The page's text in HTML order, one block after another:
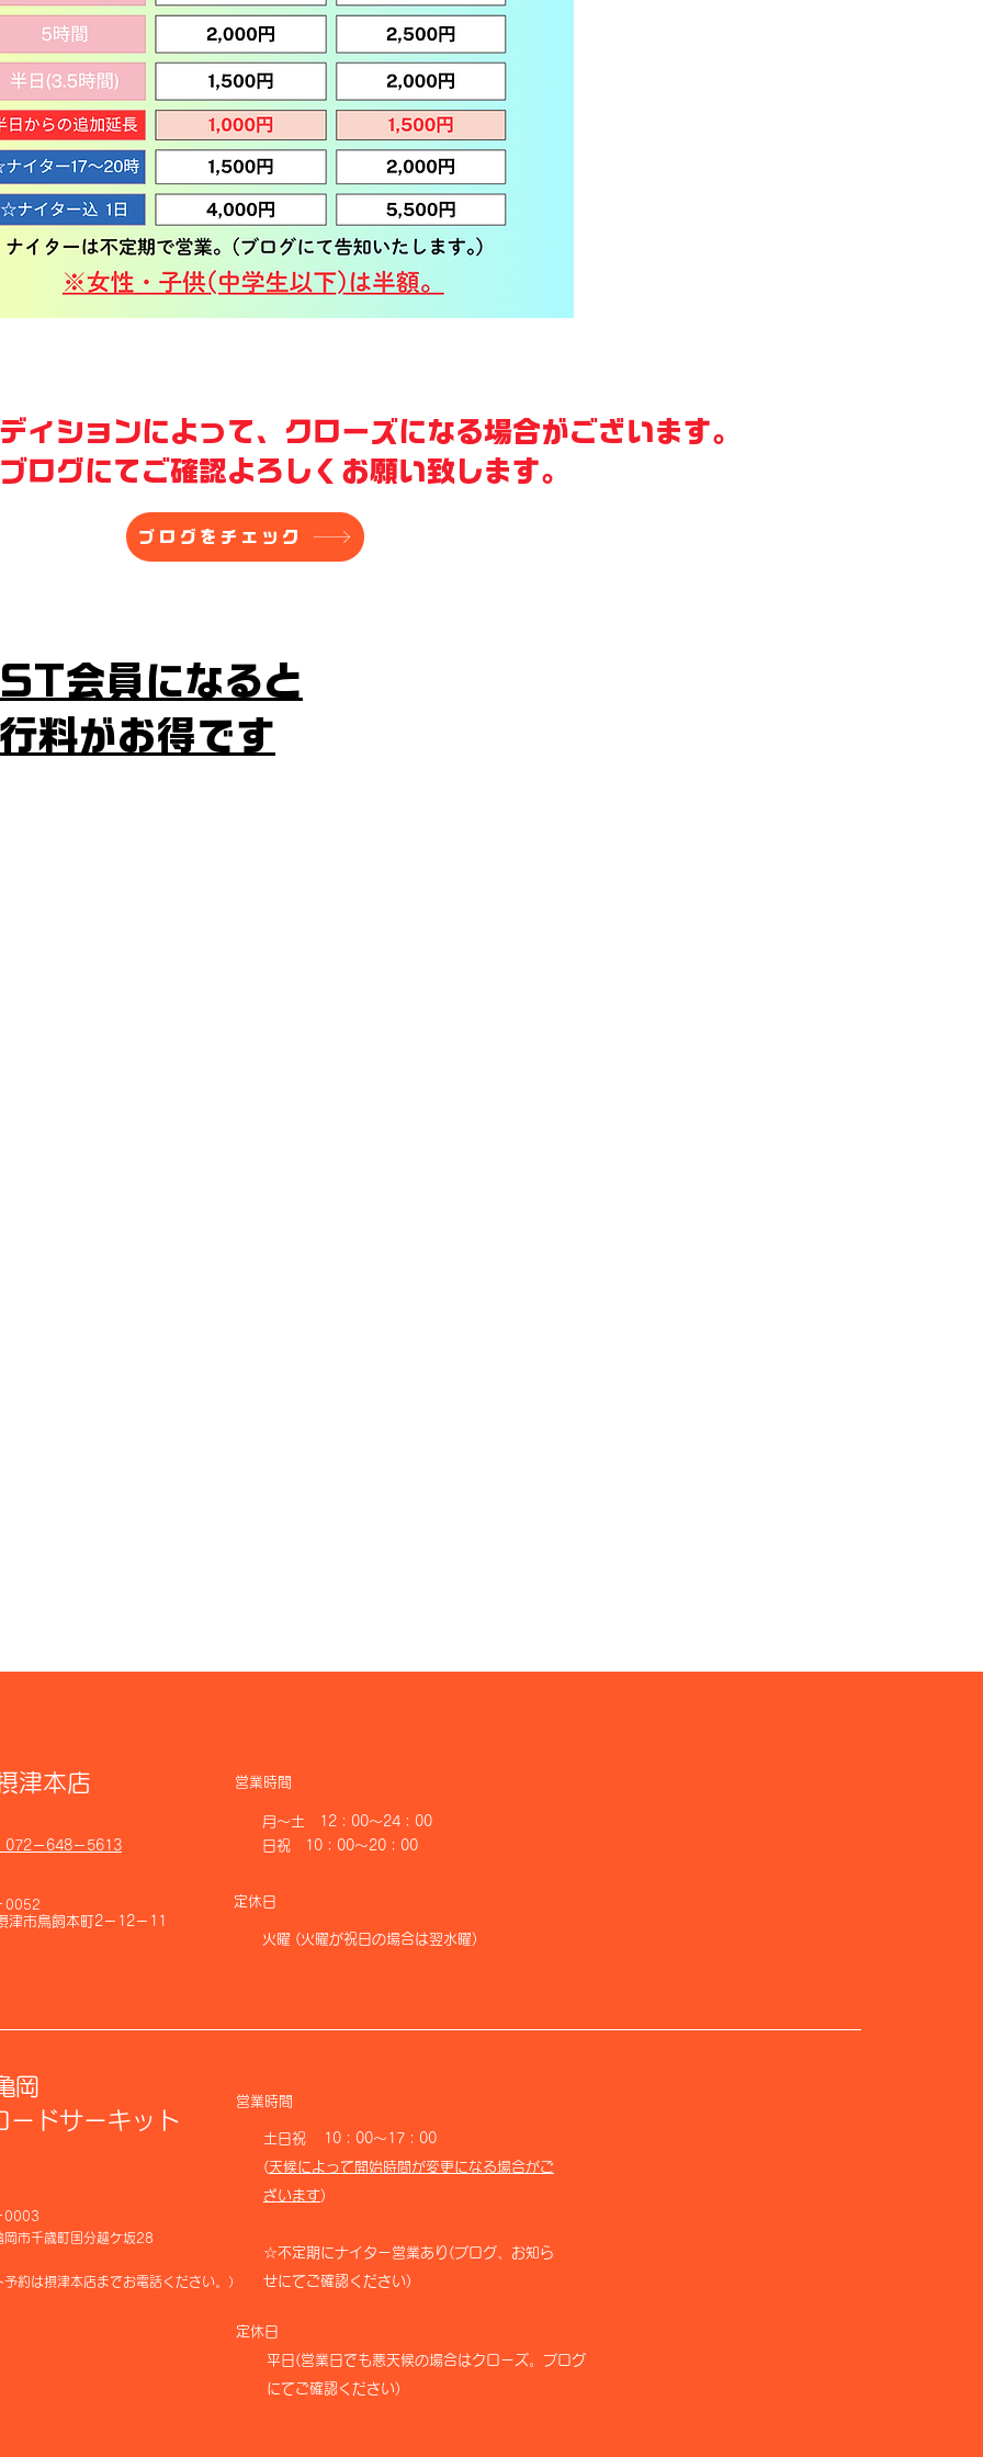
ィションによって、クローズになる場合がございます。
ログにてご確認よろしくお願い致します。
ブログをチェック
会員になると
料がお得です
津本店
－648－5613
0052
津市鳥飼本町2－12－11
岡
ードサーキット
0003
岡市千歳町国分越ケ坂28
予約は摂津本店までお電話ください。）
​営業時間
月～土 12：00～24：00
日祝 10：00～20：00
​定休日
火曜 (火曜が祝日の場合は翌水曜)
​営業時間
​土日祝 10：00～17：00
(天候によって開始時間が変更になる場合がご
ざいます)
​☆不定期にナイター営業あり(ブログ、お知ら
せにてご確認ください)
​定休日
​平日(営業日でも悪天候の場合はクローズ。ブログ
にてご確認ください)